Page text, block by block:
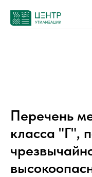
Перечень
класса "Г",